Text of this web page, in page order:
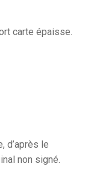
carte épaisse.
d’après le
non signé.